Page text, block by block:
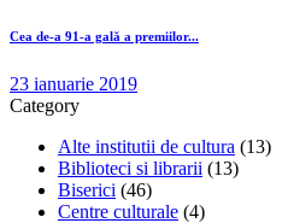
Cea de-a 91-a gală a premiilor...
23 ianuarie 2019
Category
Alte institutii de cultura (13)
Biblioteci si librarii (13)
Biserici (46)
Centre culturale (4)